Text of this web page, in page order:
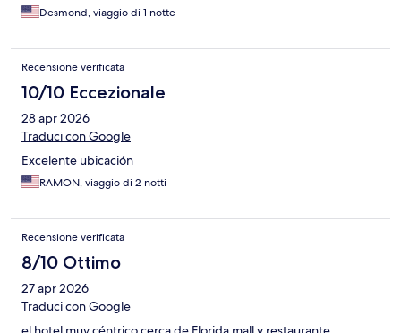
Desmond, viaggio di 1 notte
Recensione verificata
10/10 Eccezionale
28 apr 2026
Traduci con Google
Excelente ubicación
RAMON, viaggio di 2 notti
Recensione verificata
8/10 Ottimo
27 apr 2026
Traduci con Google